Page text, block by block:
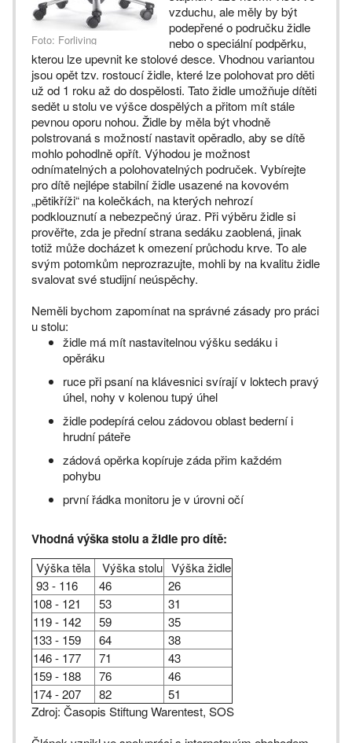
Foto: Forliving
vzduchu, ale měly by být
podepřené o područku židle
nebo o speciální podpěrku,
kterou lze upevnit ke stolové desce. Vhodnou variantou
jsou opět tzv. rostoucí židle, které lze polohovat pro děti
už od 1 roku až do dospělosti. Tato židle umožňuje dítěti
sedět u stolu ve výšce dospělých a přitom mít stále
pevnou oporu nohou. Židle by měla být vhodně
polstrovaná s možností nastavit opěradlo, aby se dítě
mohlo pohodlně opřít. Výhodou je možnost
odnímatelných a polohovatelných područek. Vybírejte
pro dítě nejlépe stabilní židle usazené na kovovém
„pětikříži“ na kolečkách, na kterých nehrozí
podklouznutí a nebezpečný úraz. Při výběru židle si
prověřte, zda je přední strana sedáku zaoblená, jinak
totiž může docházet k omezení průchodu krve. To ale
svým potomkům neprozrazujte, mohli by na kvalitu židle
svalovat své studijní neúspěchy.
Neměli bychom zapomínat na správné zásady pro práci
u stolu:
židle má mít nastavitelnou výšku sedáku i
opěráku
ruce při psaní na klávesnici svírají v loktech pravý
úhel, nohy v kolenou tupý úhel
židle podepírá celou zádovou oblast bederní i
hrudní páteře
zádová opěrka kopíruje záda přim každém
pohybu
první řádka monitoru je v úrovni očí
Vhodná výška stolu a židle pro dítě:
Výška těla Výška stolu Výška židle
93 - 116
46
26
108 - 121
53
31
119 - 142
59
35
133 - 159
64
38
146 - 177
71
43
159 - 188
76
46
174 - 207
82
51
Zdroj: Časopis Stiftung Warentest, SOS